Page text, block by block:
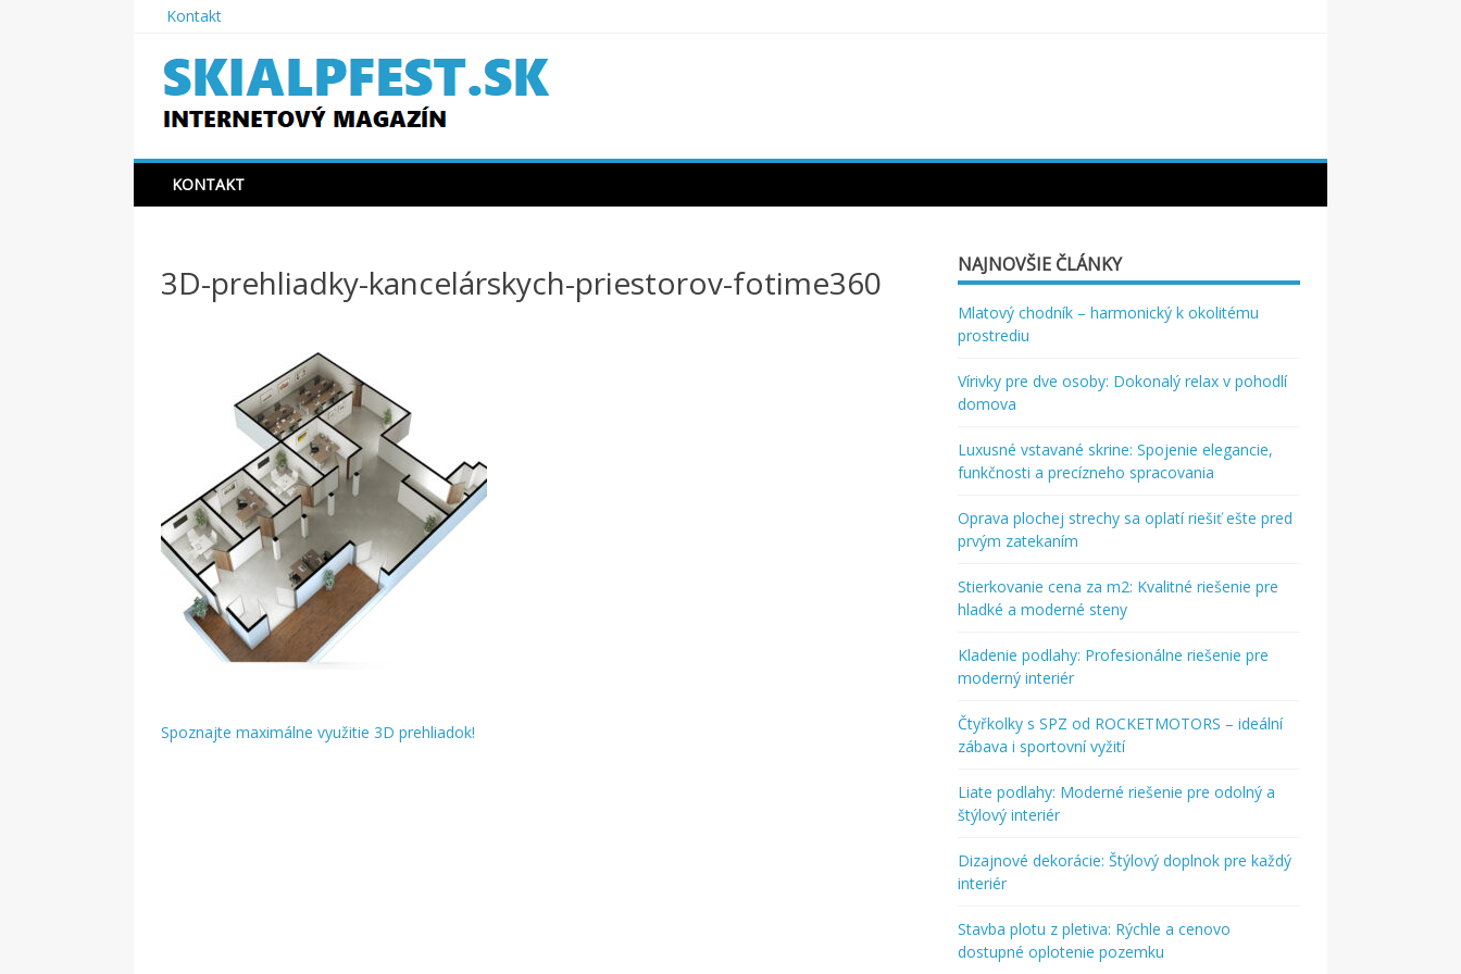
content
Kontakt
SKIAPLFEST.SK
KONTAKT
3D-prehliadky-kancelárskych-priestorov-fotime360
Spoznajte maximálne využitie 3D prehliadok!
NAJNOVŠIE ČLÁNKY
Mlatový chodník – harmonický k okolitému
prostrediu
Vírivky pre dve osoby: Dokonalý relax v pohodlí
domova
Luxusné vstavané skrine: Spojenie elegancie,
funkčnosti a precízneho spracovania
Oprava plochej strechy sa oplatí riešiť ešte pred
prvým zatekaním
Stierkovanie cena za m2: Kvalitné riešenie pre
hladké a moderné steny
Kladenie podlahy: Profesionálne riešenie pre
moderný interiér
Čtyřkolky s SPZ od ROCKETMOTORS – ideální
zábava i sportovní vyžití
Liate podlahy: Moderné riešenie pre odolný a
štýlový interiér
Dizajnové dekorácie: Štýlový doplnok pre každý
interiér
Stavba plotu z pletiva: Rýchle a cenovo
dostupné oplotenie pozemku